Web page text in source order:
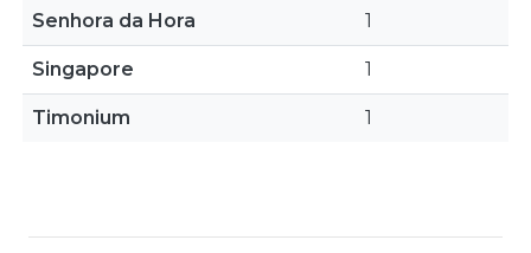
Senhora da Hora 1
Singapore 1
Timonium 1